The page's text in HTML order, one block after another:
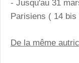
- Jusqu'au 31
Parisiens ( 14
De la même